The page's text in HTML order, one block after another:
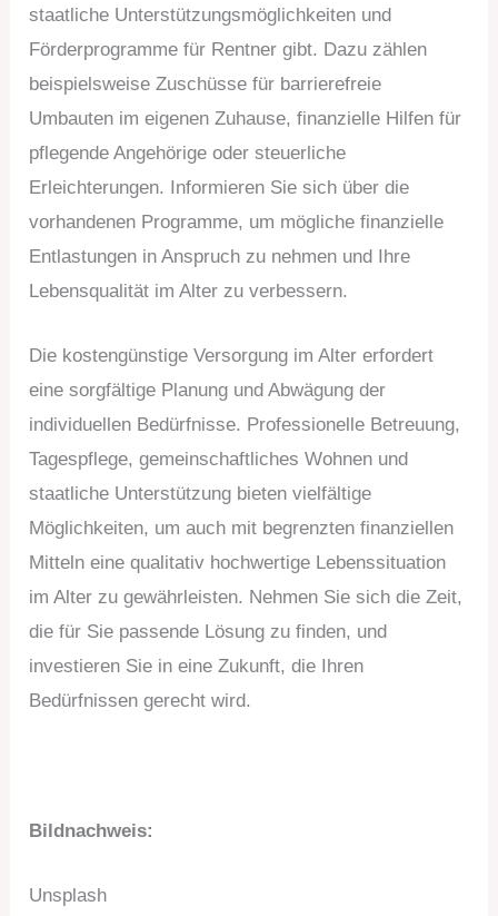
staatliche Unterstützungsmöglichkeiten und
Förderprogramme für Rentner gibt. Dazu zählen
beispielsweise Zuschüsse für barrierefreie
Umbauten im eigenen Zuhause, finanzielle Hilfen für
pflegende Angehörige oder steuerliche
Erleichterungen. Informieren Sie sich über die
vorhandenen Programme, um mögliche finanzielle
Entlastungen in Anspruch zu nehmen und Ihre
Lebensqualität im Alter zu verbessern.
Die kostengünstige Versorgung im Alter erfordert
eine sorgfältige Planung und Abwägung der
individuellen Bedürfnisse. Professionelle Betreuung,
Tagespflege, gemeinschaftliches Wohnen und
staatliche Unterstützung bieten vielfältige
Möglichkeiten, um auch mit begrenzten finanziellen
Mitteln eine qualitativ hochwertige Lebenssituation
im Alter zu gewährleisten. Nehmen Sie sich die Zeit,
die für Sie passende Lösung zu finden, und
investieren Sie in eine Zukunft, die Ihren
Bedürfnissen gerecht wird.
Bildnachweis:
Unsplash